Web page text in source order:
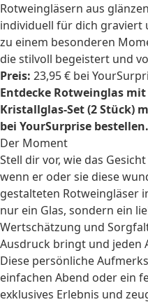
Rotweingläsern aus
individuell für dich graviert
zu einem besonderen
die stilvoll begeistert und
Preis: 23,95 € bei
Entdecke Rotweinglas
Kristallglas-Set (2 Stück)
bei YourSurprise bestellen.
Der Moment
Stell dir vor, wie das
wenn er oder sie diese
gestalteten Rotweingläser
nur ein Glas, sondern ein
Wertschätzung und
Ausdruck bringt und jeden
Diese persönliche
einfachen Abend oder ein
exklusives Erlebnis und